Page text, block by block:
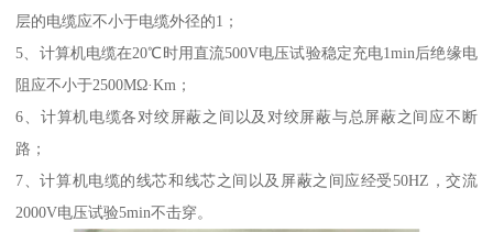
层的电缆应不小于电缆外径的1；
5、计算机电缆在20℃时用直流500V电压试验稳定充电1min后绝缘电
阻应不小于2500MΩ·Km；
6、计算机电缆各对绞屏蔽之间以及对绞屏蔽与总屏蔽之间应不断
路；
7、计算机电缆的线芯和线芯之间以及屏蔽之间应经受50HZ，交流
2000V电压试验5min不击穿。